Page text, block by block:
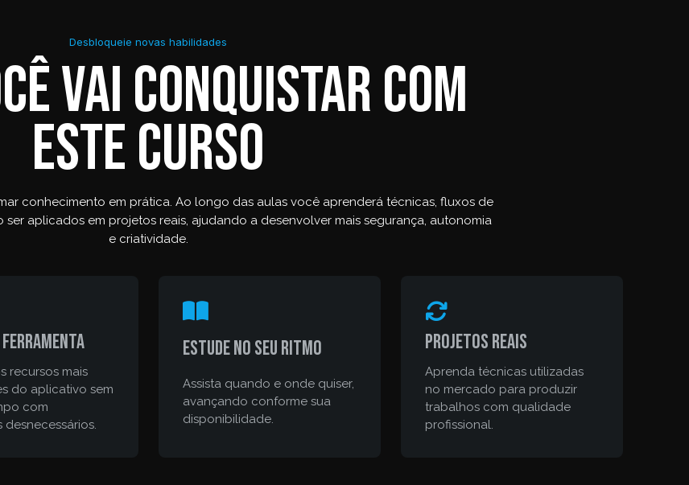
Desbloqueie novas habilidades
vai conquistar com
este curso
conhecimento em prática. Ao longo das aulas você aprenderá técnicas, fluxos de
aplicados em projetos reais, ajudando a desenvolver mais segurança, autonomia
e criatividade.
ferramenta
recursos mais
do aplicativo sem
com
Estude no seu ritmo
Assista quando e onde quiser,
avançando conforme sua
disponibilidade.
Projetos reais
Aprenda técnicas utilizadas
no mercado para produzir
trabalhos com qualidade
profissional.